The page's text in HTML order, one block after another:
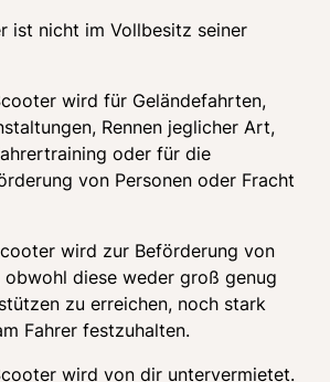
ist nicht im Vollbesitz seiner
wird für Geländefahrten,
Rennen jeglicher Art,
oder für die
von Personen oder Fracht
wird zur Beförderung von
diese weder groß genug
zu erreichen, noch stark
Fahrer festzuhalten.
wird von dir untervermietet.